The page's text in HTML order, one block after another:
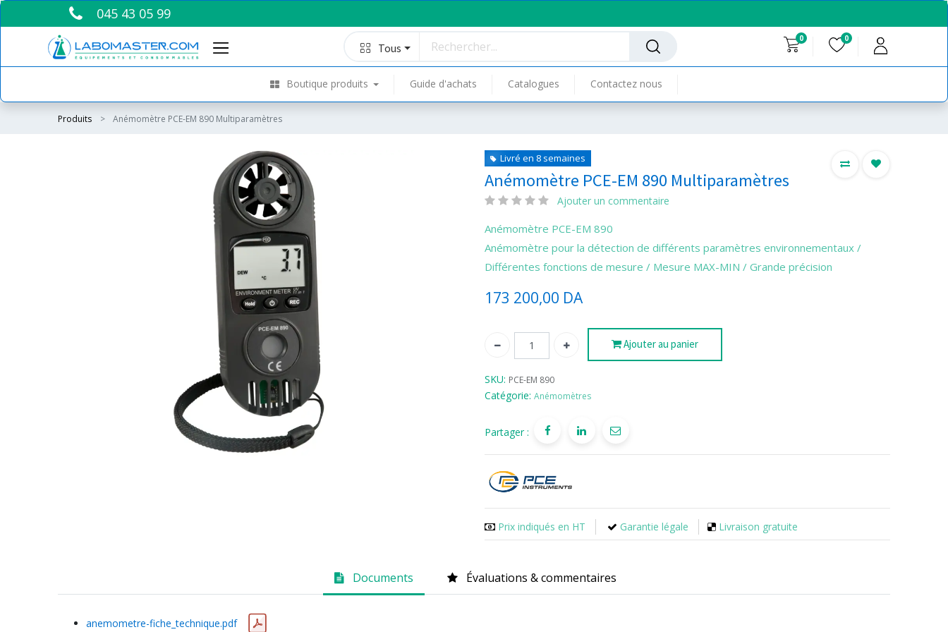
045 43 05 99
Tous
0 0
Boutique produits Guide d'achats Catalogues Contactez nous
Produits Anémomètre PCE-EM 890 Multiparamètres
Livré en 8 semaines
Anémomètre PCE-EM 890 Multiparamètres
Ajouter un commentaire
Anémomètre PCE-EM 890
Anémomètre pour la détection de différents paramètres environnementaux /
Différentes fonctions de mesure / Mesure MAX-MIN / Grande précision
173 200,00 DA
Ajouter au panier
SKU: PCE-EM 890
Catégorie: Anémomètres
Partager :
Prix indiqués en HT Garantie légale Livraison gratuite
Documents Évaluations & commentaires
anemometre-fiche_technique.pdf